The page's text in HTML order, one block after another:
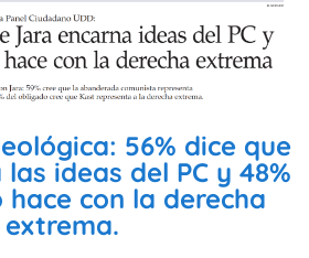
56% dice que
ideas del PC y 48%
hace con la derecha
extrema.